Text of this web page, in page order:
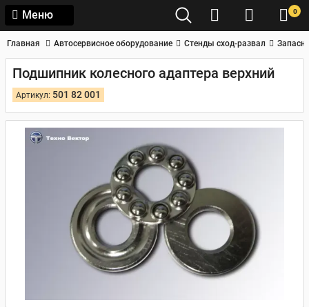
Меню 0
Главная Автосервисное оборудование Стенды сход-развал
Подшипник колесного адаптера верхний
Артикул: 501 82 001